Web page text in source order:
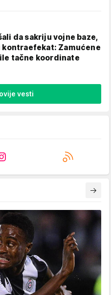
da sakriju vojne baze,
kontraefekat: Zamućene
tačne koordinate
vesti